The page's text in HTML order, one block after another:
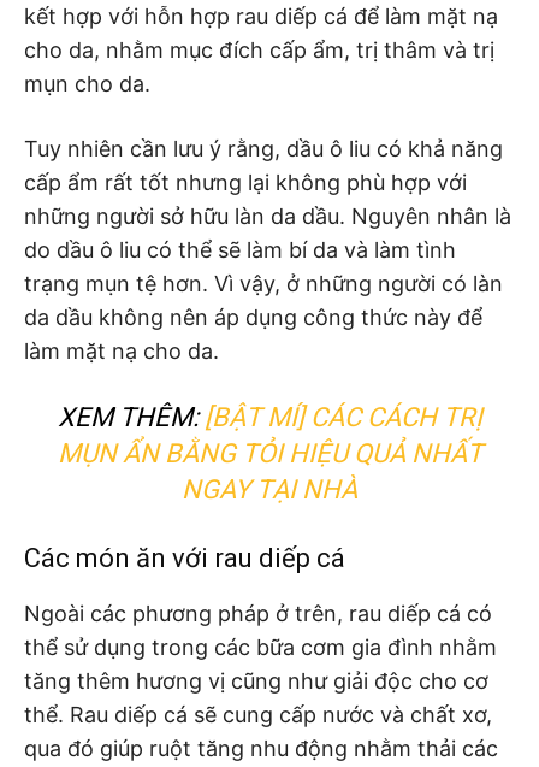
kết hợp với hỗn hợp rau diếp cá để làm mặt nạ
cho da, nhằm mục đích cấp ẩm, trị thâm và trị
mụn cho da.
Tuy nhiên cần lưu ý rằng, dầu ô liu có khả năng
cấp ẩm rất tốt nhưng lại không phù hợp với
những người sở hữu làn da dầu. Nguyên nhân là
do dầu ô liu có thể sẽ làm bí da và làm tình
trạng mụn tệ hơn. Vì vậy, ở những người có làn
da dầu không nên áp dụng công thức này để
làm mặt nạ cho da.
XEM THÊM: [BẬT MÍ] CÁC CÁCH TRỊ
MỤN ẨN BẰNG TỎI HIỆU QUẢ NHẤT
NGAY TẠI NHÀ
Các món ăn với rau diếp cá
Ngoài các phương pháp ở trên, rau diếp cá có
thể sử dụng trong các bữa cơm gia đình nhằm
tăng thêm hương vị cũng như giải độc cho cơ
thể. Rau diếp cá sẽ cung cấp nước và chất xơ,
qua đó giúp ruột tăng nhu động nhằm thải các